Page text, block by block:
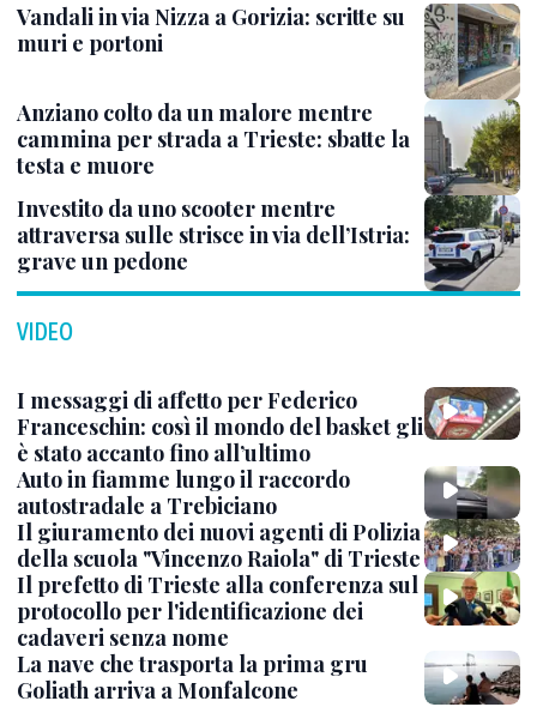
Vandali in via Nizza a Gorizia: scritte su
muri e portoni
Anziano colto da un malore mentre
cammina per strada a Trieste: sbatte la
testa e muore
Investito da uno scooter mentre
attraversa sulle strisce in via dell’Istria:
grave un pedone
VIDEO
I messaggi di affetto per Federico
Franceschin: così il mondo del basket gli
è stato accanto fino all’ultimo
Auto in fiamme lungo il raccordo
autostradale a Trebiciano
Il giuramento dei nuovi agenti di Polizia
della scuola "Vincenzo Raiola" di Trieste
Il prefetto di Trieste alla conferenza sul
protocollo per l'identificazione dei
cadaveri senza nome
La nave che trasporta la prima gru
Goliath arriva a Monfalcone